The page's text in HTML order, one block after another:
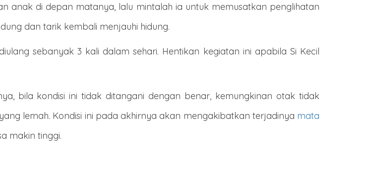
anak di depan matanya, lalu mintalah ia untuk memusatkan penglihatan
dan tarik kembali menjauhi hidung.
sebanyak 3 kali dalam sehari. Hentikan kegiatan ini apabila Si Kecil
bila kondisi ini tidak ditangani dengan benar, kemungkinan otak tidak
lemah. Kondisi ini pada akhirnya akan mengakibatkan terjadinya mata
makin tinggi.